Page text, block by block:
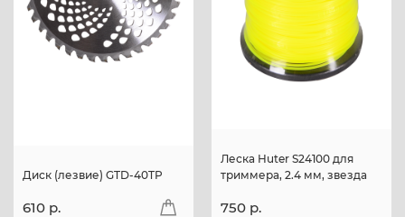
Диск (лезвие) GTD-40TP
610 p.
Леска Huter S24100 для
триммера, 2.4 мм, звезда
750 p.